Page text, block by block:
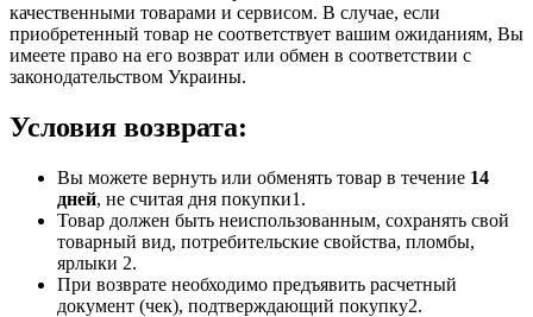
качественными товарами и сервисом. В случае, если
приобретенный товар не соответствует вашим ожиданиям, Вы
имеете право на его возврат или обмен в соответствии с
законодательством Украины.
Условия возврата:
Вы можете вернуть или обменять товар в течение 14
дней, не считая дня покупки1.
Товар должен быть неиспользованным, сохранять свой
товарный вид, потребительские свойства, пломбы,
ярлыки 2.
При возврате необходимо предъявить расчетный
документ (чек), подтверждающий покупку2.